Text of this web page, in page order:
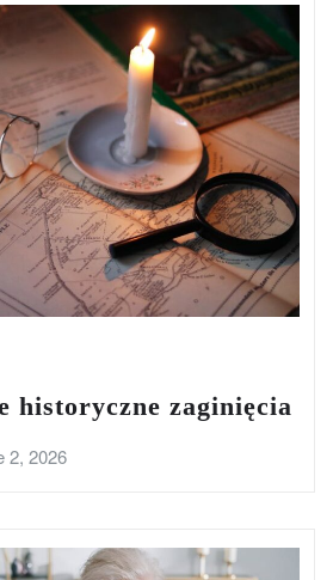
historyczne zaginięcia
2, 2026